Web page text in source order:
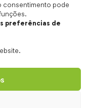
consentimento pode
preferências de